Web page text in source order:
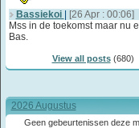
Bassiekoi
[26 Apr : 00:06]
Mss in de toekomst maar nu
Bas.
View all posts(680)
2026 Augustus
Geen gebeurtenissen deze